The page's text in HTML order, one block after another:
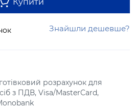
Знайшли дешевше?
розрахунок для
з ПДВ, Visa/MasterCard,